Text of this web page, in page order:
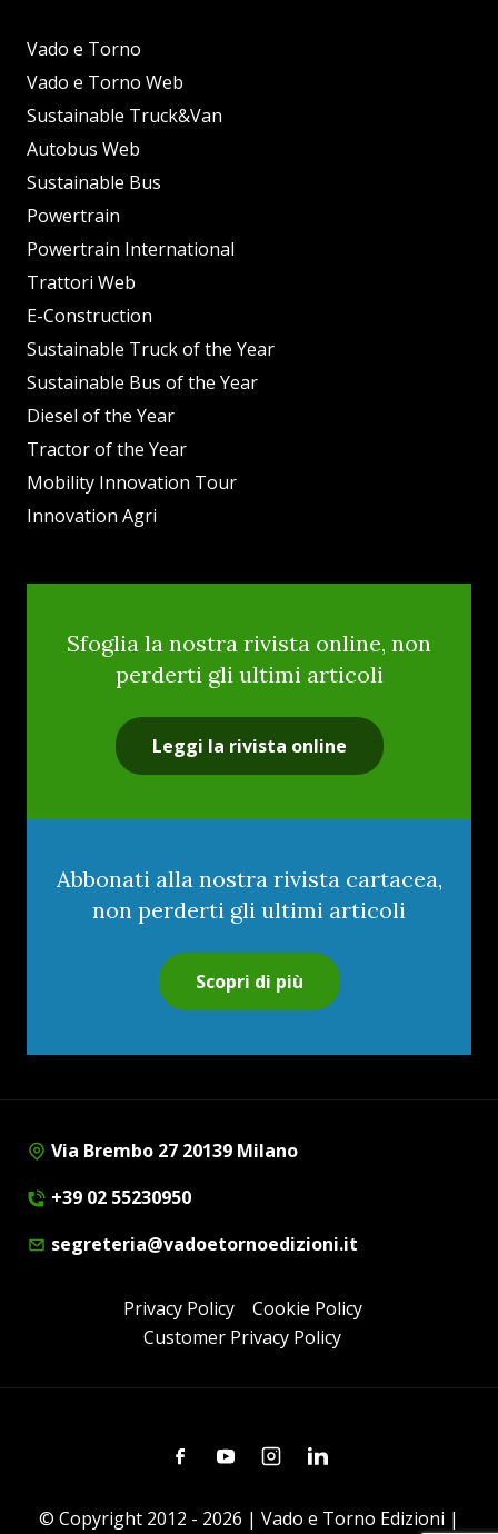
Vado e Torno
Vado e Torno Web
Sustainable Truck&Van
Autobus Web
Sustainable Bus
Powertrain
Powertrain International
Trattori Web
E-Construction
Sustainable Truck of the Year
Sustainable Bus of the Year
Diesel of the Year
Tractor of the Year
Mobility Innovation Tour
Innovation Agri
Sfoglia la nostra rivista online, non
perderti gli ultimi articoli
Leggi la rivista online
Abbonati alla nostra rivista cartacea,
non perderti gli ultimi articoli
Scopri di più
Via Brembo 27 20139 Milano
+39 02 55230950
segreteria@vadoetornoedizioni.it
Privacy Policy
Cookie Policy
Customer Privacy Policy
FacebookYoutubeInstagramLinkedin
© Copyright 2012 - 2026 | Vado e Torno Edizioni |